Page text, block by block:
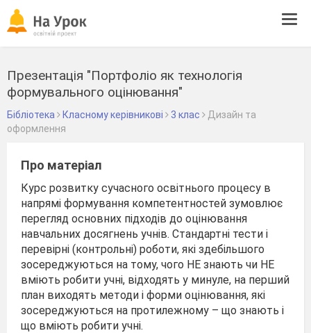
Презентація "Портфоліо як технологія
формувального оцінювання"
Бібліотека Класному керівникові 3 клас
Дизайн та
оформлення
Про матеріал
Курс розвитку сучасного освітнього процесу в
напрямі формування компетентностей зумовлює
перегляд основних підходів до оцінювання
навчальних досягнень учнів. Стандартні тести і
перевірні (контрольні) роботи, які здебільшого
зосереджуються на тому, чого НЕ знають чи НЕ
вміють робити учні, відходять у минуле, на перший
план виходять методи і форми оцінювання, які
зосереджуються на протилежному – що знають і
що вміють робити учні.